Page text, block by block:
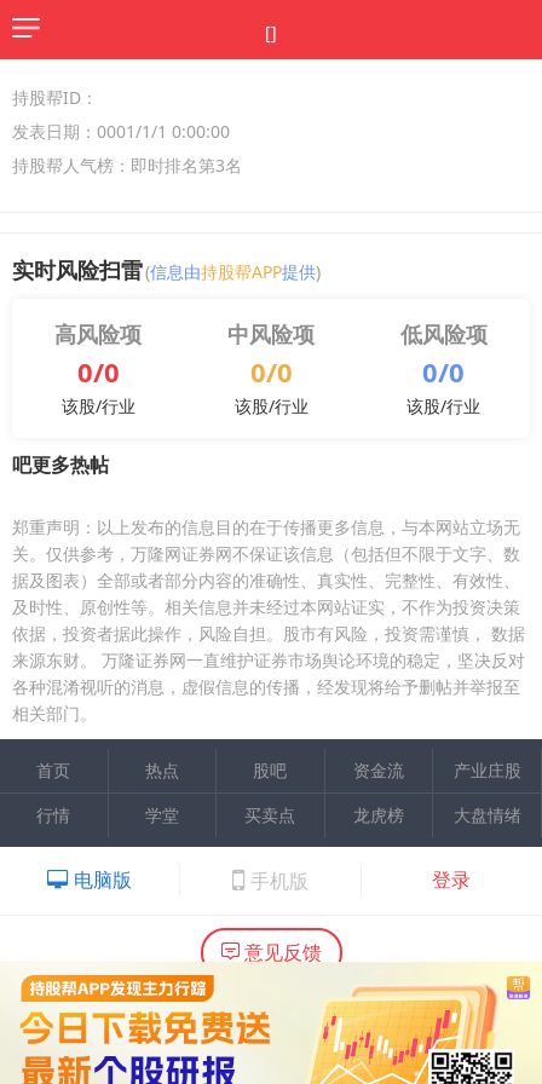
[]
持股帮ID：
发表日期：0001/1/1 0:00:00
持股帮人气榜：即时排名第3名
实时风险扫雷(信息由持股帮APP提供)
高风险项
0/0
该股/行业
中风险项
0/0
该股/行业
低风险项
0/0
该股/行业
吧更多热帖
郑重声明：以上发布的信息目的在于传播更多信息，与本网站立场无
关。仅供参考，万隆网证券网不保证该信息（包括但不限于文字、数
据及图表）全部或者部分内容的准确性、真实性、完整性、有效性、
及时性、原创性等。相关信息并未经过本网站证实，不作为投资决策
依据，投资者据此操作，风险自担。股市有风险，投资需谨慎， 数据
来源东财。
万隆证券网一直维护证券市场舆论环境的稳定，坚决反对
各种混淆视听的消息，虚假信息的传播，经发现将给予删帖并举报至
相关部门。
首页 热点 股吧 资金流
产业庄股
行情
学堂 买卖点 龙虎榜 大盘情绪
电脑版 手机版 登录
意见反馈
内容提供：广州市万隆证券咨询顾问有限公司
Copyright ©2015 Wlstock. All Right Reserved.
热线：020-66618988